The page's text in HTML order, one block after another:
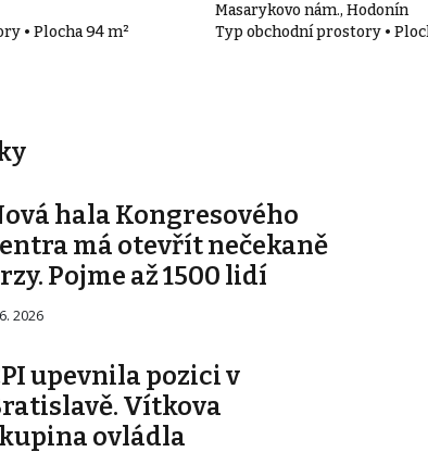
• Plocha 94 m²
Masarykovo nám., Hodonín
Typ obchodní prostory •
hala Kongresového
má otevřít nečekaně
Pojme až 1500 lidí
2026
upevnila pozici v
Vítkova
ovládla